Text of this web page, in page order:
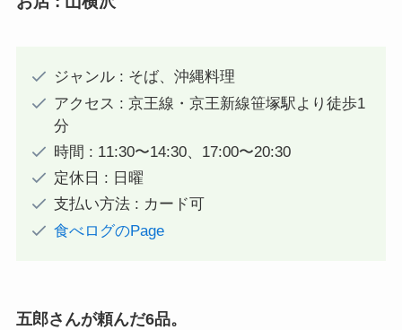
ジャンル : そば、沖縄料理
アクセス : 京王線・京王新線笹塚駅より徒歩1
分
時間 : 11:30〜14:30、17:00〜20:30
定休日 : 日曜
支払い方法 : カード可
食べログのPage
五郎さんが頼んだ6品。